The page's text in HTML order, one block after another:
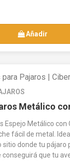
Añadir
Metálico
Espejo Metálico con
fácil de metal.
sitio donde tu pájaro
que tu